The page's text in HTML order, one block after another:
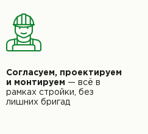
Согласуем, проектируем
и монтируем — всё в
рамках стройки, без
лишних бригад